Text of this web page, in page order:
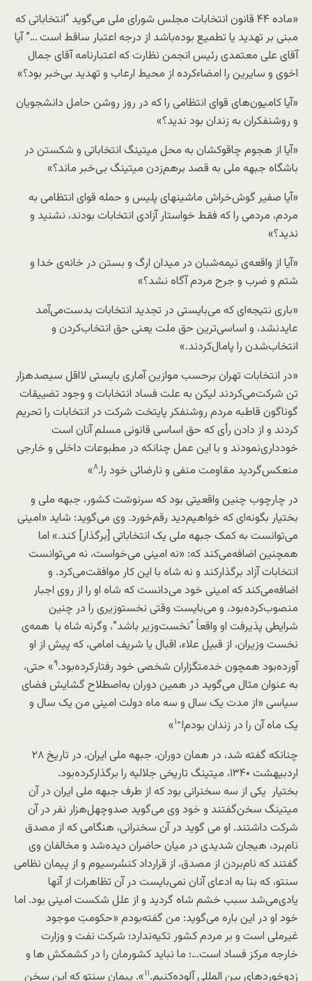
«ماده ۴۴ قانون انتخابات مجلس شورای ملی می‌گوید “انتخاباتی که
مبنی بر تهدید یا تطمیع بوده‌باشد از درجه اعتبار ساقط است ‌…” آیا
آقای علی معتمدی رئیس انجمن نظارت که اعتبارنامه آقای جمال
اخوی و سایرین را امضاءکرده از محیط ارعاب و تهدید بی‌خبر بود؟»
«آیا کامیون‌های قوای انتظامی را که در روز روشن حامل دانشجویان
و روشنفکران به زندان بود ندید؟»
«آیا از هجوم چاقوکشان به محل میتینگ انتخاباتی و شکستن در
باشگاه جبهه ملی به قصد برهم‌زدن میتینگ بی‌خبر ماند؟»
«آیا صفیر گوش‌خراش‌ ماشینهای پلیس و حمله قوای انتظامی به
مردم، مردمی را که فقط خواستار آزادی انتخابات بودند، نشنید و
ندید؟»
«آیا از واقعه‌ی نیمه‌شبان در میدان ارگ و بستن در خانه‌ی خدا و
شتم و ضرب و جرح مردم آگاه نشد؟»
«باری نتیجه‌ای که می‌بایستی در تجدید انتخابات بدست‌می‌آمد
عایدنشد، و اساسی‌ترین حق ملت یعنی حق انتخاب‌کردن و
انتخاب‌شدن را پامال‌کردند.»
«در انتخابات تهران برحسب موازین آماری بایستی لااقل سیصدهزار
تن شرکت‌می‌کردند لیکن به علت فساد انتخابات و وجود تضییقات
گوناگون قاطبه مردم روشنفکر پایتخت شرکت در انتخابات را تحریم
کردند و از دادن رأی که حق اساسی قانونی مسلم آنان است
خودداری‌نمودند و با این عمل چنانکه در مطبوعات داخلی و خارجی
منعکس‌گردید مقاومت منفی و نارضائی خود را.۸»
در چارچوب چنین واقعیتی بود که سرنوشت کشور، جبهه ملی و
بختیار بگونه‌ای که خواهیم‌دید رقم‌خورد. وی می‌گوید: شاید «امینی
می‌توانست به کمک جبهه ملی یک انتخاباتی [برگذار] کند.» اما
همچنین اضافه‌می‌کند که: «نه امینی می‌خواست، نه می‌توانست
انتخابات آزاد برگذارکند و نه شاه با این کار موافقت‌می‌کرد. و
اضافه‌می‌کند که امینی خود می‌دانست که شاه او را از روی اجبار
منصوب‌کرده‌بود، و می‌بایست وقتی نخستوزیری را در چنین
شرایطی پذیرفت او واقعاً “نخست‌وزیر باشد”، وگرنه شاه با همه‌ی
نخست وزیران، از قبیل علاء، اقبال یا شریف امامی، که پیش از او
آورده‌بود همچون خدمتگزاران شخصی خود رفتار‌کرده‌بود.۹» حتی،
به عنوان مثال می‌گوید در همین دوران به‌اصطلاح گشایش فضای
سیاسی «از مدت یک سال و سه ماه دولت امینی من یک سال و
یک ماه آن را در زندان بودم!۱۰»
چنانکه گفته شد، در همان دوران، جبهه ملی ایران، در تاریخ ۲۸
اردبیهشت ۱۳۴۰، میتینگ تاریخی جلالیه را برگذارکرده‌بود.
بختیار یکی از سه سخنرانی بود که از طرف جبهه ملی ایران در آن
میتینگ سخن‌گفتند و خود وی می‌گوید صدوچهل‌هزار نفر در آن
شرکت داشتند. او می گوید در آن سخنرانی، هنگامی که از مصدق
نام‌برد، هیجان شدیدی در میان حاضران دیده‌شد و مخالفان وی
گفتند که نام‌بردن از مصدق، از قرارداد کنسُرسیوم و از پیمان نظامی
سنتو، که بنا به ادعای آنان نمی‌بایست در آن تظاهرات از آنها
یادی‌می‌شد سبب خشم شاه گردید و از علل شکست امینی بود. اما
خود او در این باره می‌گوید: من گفته‌بودم «حکومتِ موجود
غیرملی است و بر مردم کشور تکیه‌ندارد؛ شرکت نفت و وزارت
خارجه مرکز فساد است…؛ ما نباید کشورمان را در کشمکش ها و
زدوخوردهای بین المللی آلوده‌کنیم.۱۱». پیمان سنتوکه این سخن